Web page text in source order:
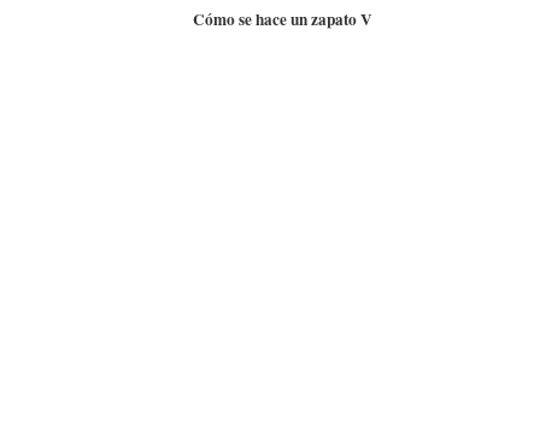
Cómo se hace un zapato V